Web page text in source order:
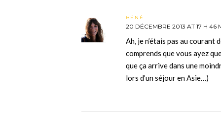
BÉNÉ
20 DÉCEMBRE 2013 AT 17 H 46
Ah, je n’étais pas au
comprends que vous ayez
que ça arrive dans une
lors d’un séjour en Asie…)